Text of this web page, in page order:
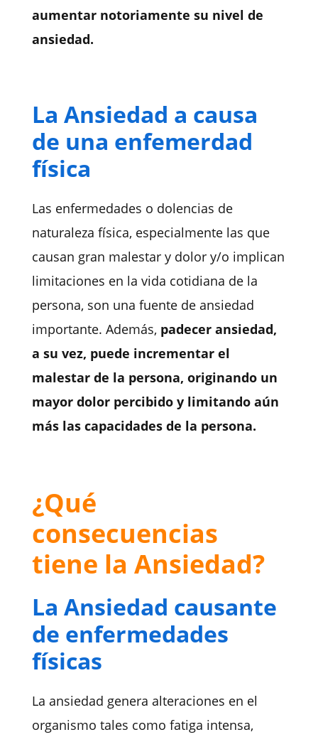
aumentar notoriamente su nivel de
ansiedad.
La Ansiedad a causa
de una enfemerdad
física
Las enfermedades o dolencias de
naturaleza física, especialmente las que
causan gran malestar y dolor y/o implican
limitaciones en la vida cotidiana de la
persona, son una fuente de ansiedad
importante. Además, padecer ansiedad,
a su vez, puede incrementar el
malestar de la persona, originando un
mayor dolor percibido y limitando aún
más las capacidades de la persona.
¿Qué
consecuencias
tiene la Ansiedad?
La Ansiedad causante
de enfermedades
físicas
La ansiedad genera alteraciones en el
organismo tales como fatiga intensa,